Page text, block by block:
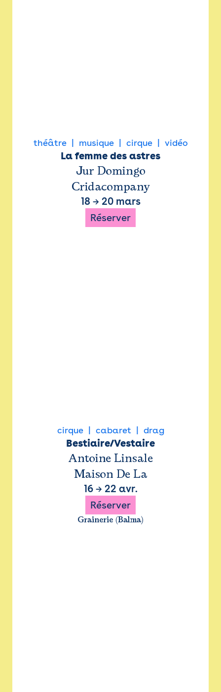
théâtre musique cirque vidéo
La femme des astres
Jur Domingo
Cridacompany
18 → 20 mars
Réserver
cirque cabaret drag
Bestiaire/Vestaire
Antoine Linsale
Maison De La
16→ 22 avr.
Réserver
Grainerie (Balma)